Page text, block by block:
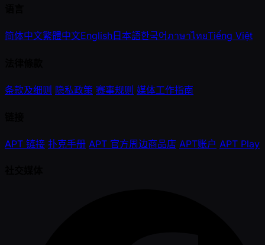
简体中文繁體中文English日本語한국어ภาษาไทยTiếng Việt
条款及细则 隐私政策 赛事规则 媒体工作指南
APT 链接 扑克手册 APT 官方周边商品店 APT账户 APT Play